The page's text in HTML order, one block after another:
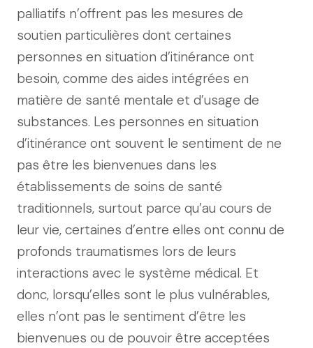
palliatifs n’offrent pas les mesures de
soutien particulières dont certaines
personnes en situation d’itinérance ont
besoin, comme des aides intégrées en
matière de santé mentale et d’usage de
substances. Les personnes en situation
d’itinérance ont souvent le sentiment de ne
pas être les bienvenues dans les
établissements de soins de santé
traditionnels, surtout parce qu’au cours de
leur vie, certaines d’entre elles ont connu de
profonds traumatismes lors de leurs
interactions avec le système médical. Et
donc, lorsqu’elles sont le plus vulnérables,
elles n’ont pas le sentiment d’être les
bienvenues ou de pouvoir être acceptées